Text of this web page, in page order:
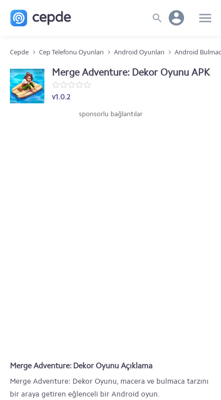
Cepde Cep Telefonu Oyunları Android Oyunları Android
Merge Adventure: Dekor Oyunu APK
v1.0.2
sponsorlu bağlantılar
Merge Adventure: Dekor Oyunu Açıklama
Merge Adventure: Dekor Oyunu, macera ve bulmaca tarzını
bir araya getiren eğlenceli bir Android oyun.